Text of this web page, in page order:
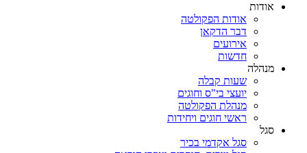
אודות
אודות הפקולטה
דבר הדקאן
אירועים
חדשות
מנהלה
שעות קבלה
יועצי בי"ס וחוגים
מנהלת הפקולטה
ראשי חוגים ויחידות
סגל
סגל אקדמי בכיר